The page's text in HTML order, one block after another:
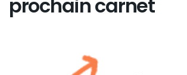
prochain carnet